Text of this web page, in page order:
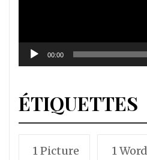
00:00
ÉTIQUETTES
1 Picture 1 Word